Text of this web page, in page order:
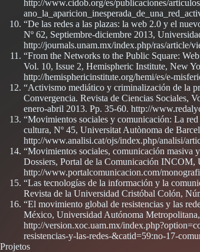
http://www.cidob.org/es/publicaciones/
“De las redes a las plazas: la web 2.0 y el
Nº 62, Septiembre-diciembre 2013,
http://journals.unam.mx/index.php/ras/article/
“From the Networks to the Public Square:
Vol. 10, Issue 2, Hemispheric Institute, New
http://hemisphericinstitute.org/hemi/es/e-
“Activismo mediático y criminalización de la
Convergencia. Revista de Ciencias Sociales,
enero-abril 2013. Pp. 35-60. http://
“Movimientos sociales y comunicación: La
cultura, Nº 45, Universitat Autònoma de
http://www.analisi.cat/ojs/index.php/analisi/
“Movimientos sociales, comunicación masiva
Dossiers, Portal de la Comunicación INCOM,
http://www.portalcomunicacion.com/
“Las tecnologías de la información y la
Revista de la Universidad Cristóbal Colón,
“El movimiento global de resistencias y las
México, Universidad Autónoma
http://version.xoc.uam.mx/
resistencias-y-las-redes-&catid=59:no-17-
Projetos